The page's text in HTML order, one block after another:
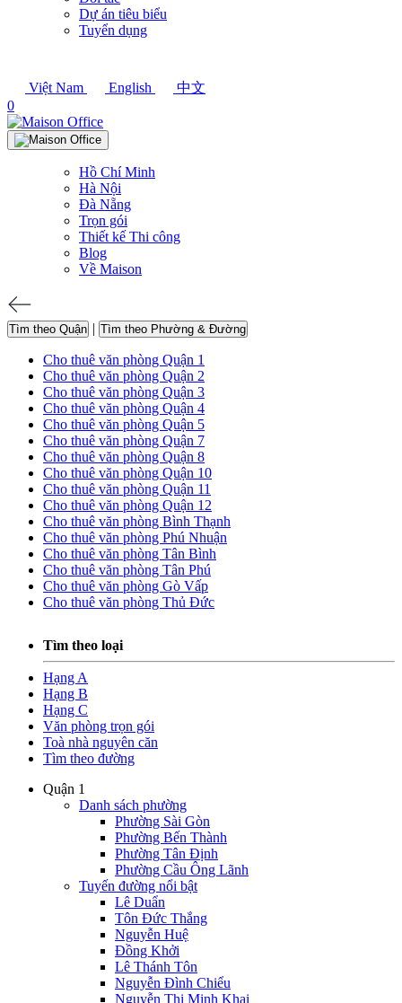
Dự án tiêu biểu
Tuyển dụng
Việt Nam English
中文
0
Hồ Chí Minh
Hà Nội
Đà Nẵng
Trọn gói
Thiết kế Thi công
Blog
Về Maison
Tìm theo Quận | Tìm theo Phường & Đường
Cho thuê văn phòng Quận 1
Cho thuê văn phòng Quận 2
Cho thuê văn phòng Quận 3
Cho thuê văn phòng Quận 4
Cho thuê văn phòng Quận 5
Cho thuê văn phòng Quận 7
Cho thuê văn phòng Quận 8
Cho thuê văn phòng Quận 10
Cho thuê văn phòng Quận 11
Cho thuê văn phòng Quận 12
Cho thuê văn phòng Bình Thạnh
Cho thuê văn phòng Phú Nhuận
Cho thuê văn phòng Tân Bình
Cho thuê văn phòng Tân Phú
Cho thuê văn phòng Gò Vấp
Cho thuê văn phòng Thủ Đức
Tìm theo loại
Hạng A
Hạng B
Hạng C
Văn phòng trọn gói
Toà nhà nguyên căn
Tìm theo đường
Quận 1
Danh sách phường
Phường Sài Gòn
Phường Bến Thành
Phường Tân Định
Phường Cầu Ông Lãnh
Tuyến đường nổi bật
Lê Duẩn
Tôn Đức Thắng
Nguyễn Huệ
Đồng Khởi
Lê Thánh Tôn
Nguyễn Đình Chiểu
Nguyễn Thị Minh Khai